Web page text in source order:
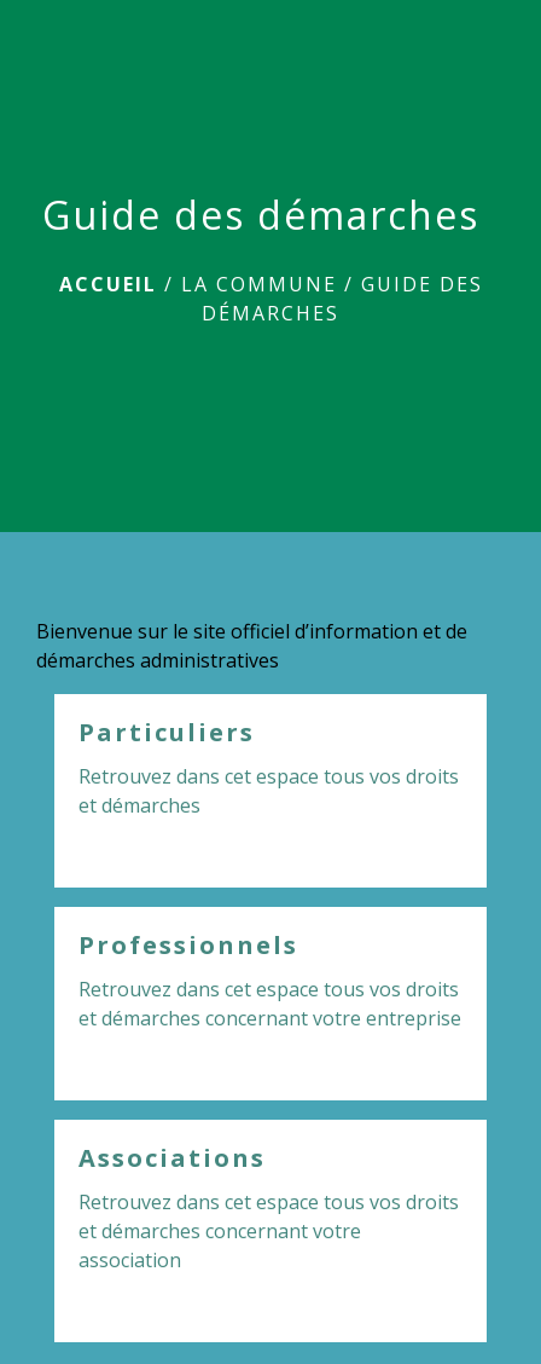
Guide des démarches
ACCUEIL / LA COMMUNE / GUIDE DES
DÉMARCHES
Bienvenue sur le site officiel d’information et de
démarches administratives
Particuliers
Retrouvez dans cet espace tous vos droits
et démarches
Professionnels
Retrouvez dans cet espace tous vos droits
et démarches concernant votre entreprise
Associations
Retrouvez dans cet espace tous vos droits
et démarches concernant votre
association